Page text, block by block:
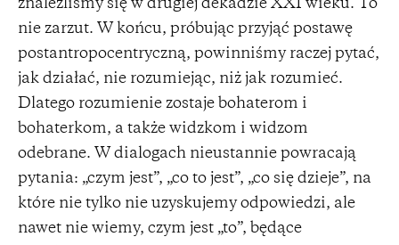
znaleźliśmy się w drugiej dekadzie XXI wieku. To
nie zarzut. W końcu, próbując przyjąć postawę
postantropocentryczną, powinniśmy raczej pytać,
jak działać, nie rozumiejąc, niż jak rozumieć.
Dlatego rozumienie zostaje bohaterom i
bohaterkom, a także widzkom i widzom
odebrane. W dialogach nieustannie powracają
pytania: „czym jest”, „co to jest”, „co się dzieje”, na
które nie tylko nie uzyskujemy odpowiedzi, ale
nawet nie wiemy, czym jest „to”, będące